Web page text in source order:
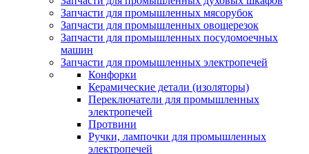
Запчасти для промышленных мясорубок
Запчасти для промышленных овощерезок
Запчасти для промышленных посудомоечных
машин
Запчасти для промышленных электропечей
Конфорки
Керамические детали (изоляторы)
Переключатели для промышленных
электропечей
Протвини
Ручки, лампочки для промышленных
электропечей